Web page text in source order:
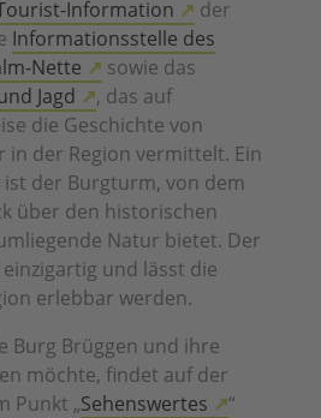
Information
der
Informationsstelle des
Nette
sowie das
Jagd
, das auf
die Geschichte von
in der Region vermittelt. Ein
der Burgturm, von dem
über den historischen
Natur bietet. Der
und lässt die
erlebbar werden.
Burg Brüggen und ihre
möchte, findet auf der
Punkt „Sehenswertes
“